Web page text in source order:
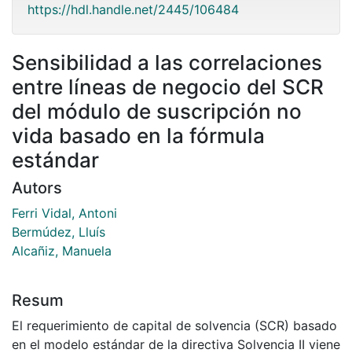
https://hdl.handle.net/2445/106484
Sensibilidad a las correlaciones
entre líneas de negocio del SCR
del módulo de suscripción no
vida basado en la fórmula
estándar
Autors
Ferri Vidal, Antoni
Bermúdez, Lluís
Alcañiz, Manuela
Resum
El requerimiento de capital de solvencia (SCR) basado
en el modelo estándar de la directiva Solvencia II viene